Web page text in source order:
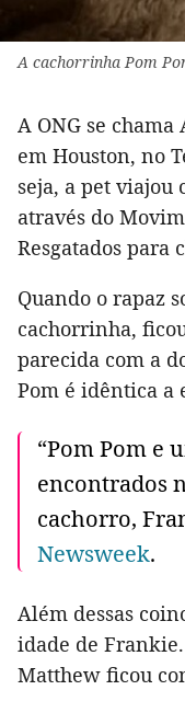
A cachorrinha Pom
A ONG se
em Houston, no
seja, a pet viajou
através do
Resgatados para
Quando o rapaz
cachorrinha,
parecida com a
Pom é idêntica a
“Pom Pom e
encontrados
cachorro,
Newsweek.
Além dessas
idade de
Matthew ficou